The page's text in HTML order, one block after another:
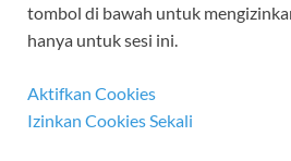
tombol di bawah untuk
hanya untuk sesi ini.
Aktifkan Cookies
Izinkan Cookies Sekali